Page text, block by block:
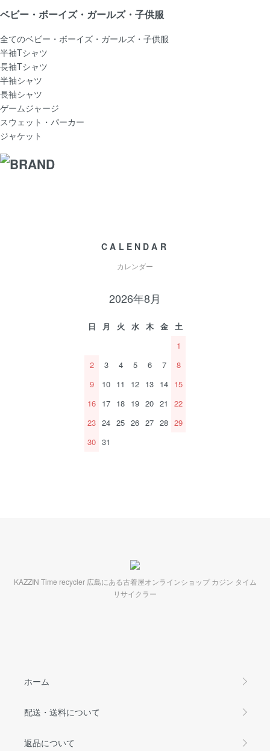
ベビー・ボーイズ・ガールズ・子供服
全てのベビー・ボーイズ・ガールズ・子供服
半袖Tシャツ
長袖Tシャツ
半袖シャツ
長袖シャツ
ゲームジャージ
スウェット・パーカー
ジャケット
CALENDAR
カレンダー
2026年8月
日 月 火 水 木 金
土
1
2
3 4 5 6 7
8
9
10 11 12 13 14 15
16 17 18 19 20 21
22
23 24 25 26 27 28 29
30 31
KAZZIN Time recycler 広島にある古着屋オンラインショップ カジン タイム
リサイクラー
ホーム
配送・送料について
返品について